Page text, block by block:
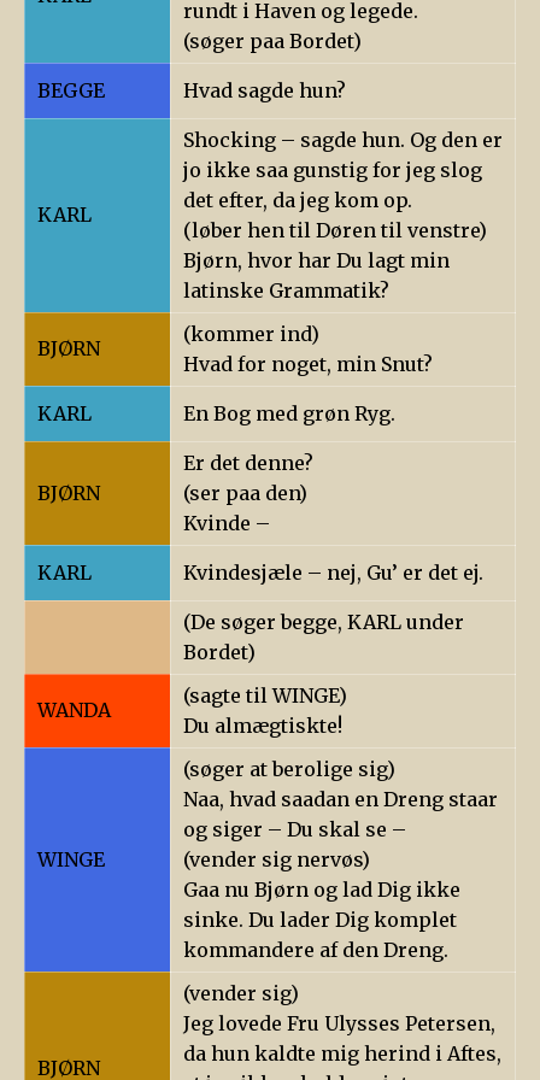
rundt i Haven og legede.
(søger paa Bordet)
BEGGE Hvad sagde hun?
KARL
Shocking – sagde hun. Og den er
jo ikke saa gunstig for jeg slog
det efter, da jeg kom op.
(løber hen til Døren til venstre)
Bjørn, hvor har Du lagt min
latinske Grammatik?
BJØRN
(kommer ind)
Hvad for noget, min Snut?
KARL En Bog med grøn Ryg.
BJØRN
Er det denne?
(ser paa den)
Kvinde –
KARL Kvindesjæle – nej, Gu’ er det ej.
(De søger begge, KARL under
Bordet)
WANDA
(sagte til WINGE)
Du almægtiskte!
WINGE
(søger at berolige sig)
Naa, hvad saadan en Dreng staar
og siger – Du skal se –
(vender sig nervøs)
Gaa nu Bjørn og lad Dig ikke
sinke. Du lader Dig komplet
kommandere af den Dreng.
BJØRN
(vender sig)
Jeg lovede Fru Ulysses Petersen,
da hun kaldte mig herind i Aftes,